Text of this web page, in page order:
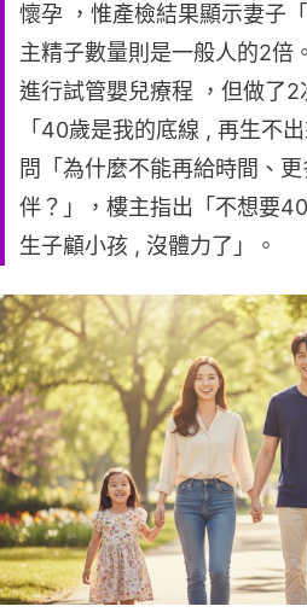
懷孕 ，惟產檢結果顯示妻子
主精子數量則是一般人的2倍
進行試管嬰兒療程 ，但做了
「40歲是我的底線 , 再生不
問「為什麼不能再給時間、
伴？」，樓主指出「不想要
生子顧小孩 , 沒體力了」。